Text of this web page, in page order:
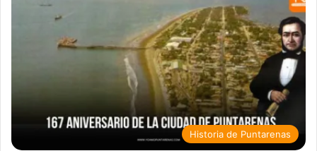
Historia de Puntarenas